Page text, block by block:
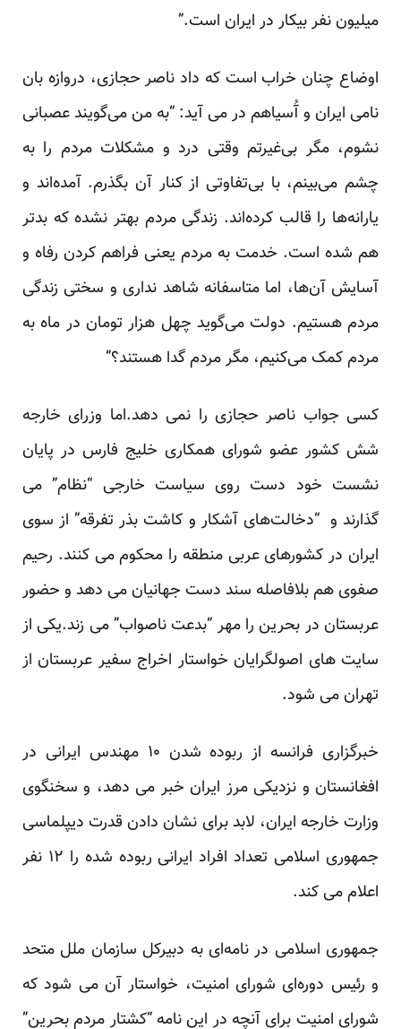
میلیون نفر بیکار در ایران است.”
اوضاع چنان خراب است که داد ناصر حجازی، دروازه بان
نامی ایران و آُسیاهم در می آید: “به من می‌گویند عصبانی
نشوم، مگر بی‌غیرتم وقتی درد و مشکلات مردم را به
چشم می‌بینم، با بی‌تفاوتی از کنار آن بگذرم. آمده‌اند و
یارانه‌ها را قالب کرده‌اند. زندگی مردم بهتر نشده که بد‌تر
هم شده است. خدمت به مردم یعنی فراهم کردن رفاه و
آسایش آن‌ها، اما متاسفانه شاهد نداری و سختی زندگی
مردم هستیم. دولت می‌گوید چهل هزار تومان در ماه به
مردم کمک می‌کنیم، مگر مردم گدا هستند؟”
کسی جواب ناصر حجازی را نمی دهد.اما وزرای خارجه
شش کشور عضو شورای همکاری خلیج فارس در پایان
نشست خود دست روی سیاست خارجی “نظام” می
گذارند و “دخالت‌های آشکار و کاشت بذر تفرقه” از سوی
ایران در کشورهای عربی منطقه را محکوم می کنند. رحیم
صفوی هم بلافاصله سند دست جهانیان می دهد و حضور
عربستان در بحرین را مهر “بدعت ناصواب” می زند.یکی از
سایت های اصولگرایان خواستار اخراج سفیر عربستان از
تهران می شود.
خبرگزاری فرانسه از ربوده شدن ۱۰ مهندس ایرانی در
افغانستان و نزدیکی مرز ایران خبر می دهد، و سخنگوی
وزارت خارجه ایران، لابد برای نشان دادن قدرت دیپلماسی
جمهوری اسلامی تعداد افراد ایرانی ربوده شده را ۱۲ نفر
اعلام می کند.
جمهوری اسلامی در نامه‌ای به دبیرکل سازمان ملل متحد
و رئیس دوره‌ای شورای امنیت، خواستار آن می شود که
شورای امنیت برای آنچه در این نامه “کشتار مردم بحرین”